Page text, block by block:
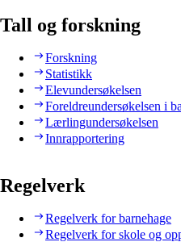
Tall og forskning
Forskning
Statistikk
Elevundersøkelsen
Foreldreundersøkelsen i
Lærlingundersøkelsen
Innrapportering
Regelverk
Regelverk for barnehage
Regelverk for skole og